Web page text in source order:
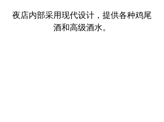
夜店内部采用现代设计，提供各种鸡尾
酒和高级酒水。